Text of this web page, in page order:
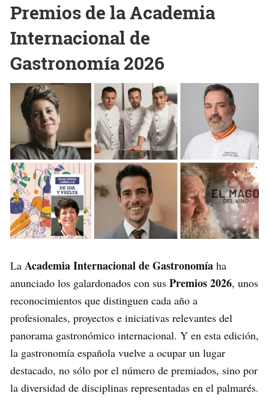
Premios de la Academia
Internacional de
Gastronomía 2026
La Academia Internacional de Gastronomía ha
anunciado los galardonados con sus Premios 2026, unos
reconocimientos que distinguen cada año a
profesionales, proyectos e iniciativas relevantes del
panorama gastronómico internacional. Y en esta edición,
la gastronomía española vuelve a ocupar un lugar
destacado, no sólo por el número de premiados, sino por
la diversidad de disciplinas representadas en el palmarés.